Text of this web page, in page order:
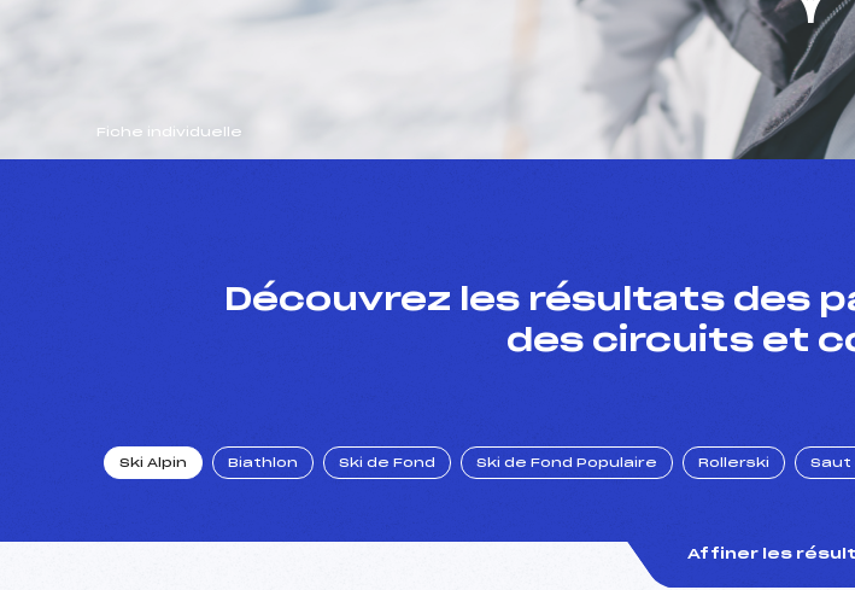
Fiche individuelle
Découvrez les résultats des
des circuits et
Ski Alpin Biathlon Ski de Fond Ski de Fond Populaire Rollerski Saut
Affiner les